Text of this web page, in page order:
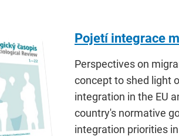
Pojetí integrace
Perspectives on
concept to shed light
integration in the EU
country's normative
integration priorities